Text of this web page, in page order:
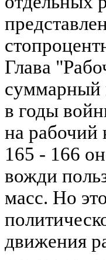
Глава
суммарный
в годы
на рабочий
165 - 166
вожди
масс. Но
движения